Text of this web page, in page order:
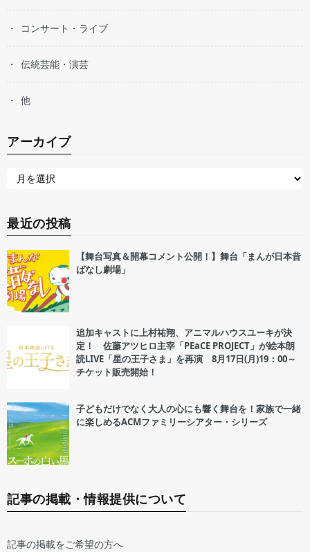
コンサート・ライブ
伝統芸能・演芸
他
アーカイブ
最近の投稿
【舞台写真＆開幕コメント公開！】舞台「まんが日本昔
ばなし劇場」
追加キャストに上村祐翔、アニマルハウスユーキが決
定！ 佐藤アツヒロ主宰「PEaCE PROJECT」が絵本朗
読LIVE「星の王子さま」を再演 8月17日(月)19：00～
チケット販売開始！
子どもだけでなく大人の心にも響く舞台を！家族で一緒
に楽しめるACMファミリーシアター・シリーズ
記事の掲載・情報提供について
記事の掲載をご希望の方へ